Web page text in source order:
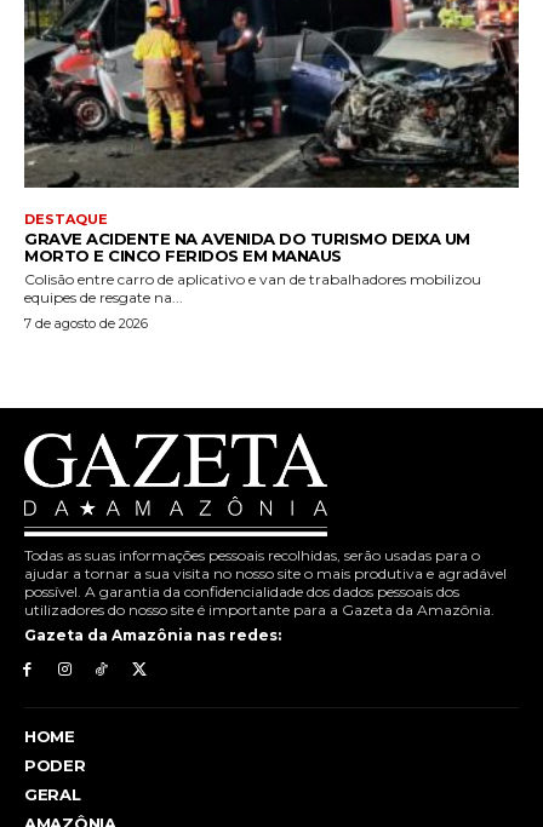
DESTAQUE
GRAVE ACIDENTE NA AVENIDA DO TURISMO DEIXA UM
MORTO E CINCO FERIDOS EM MANAUS
Colisão entre carro de aplicativo e van de trabalhadores mobilizou
equipes de resgate na...
7 de agosto de 2026
Todas as suas informações pessoais recolhidas, serão usadas para o
ajudar a tornar a sua visita no nosso site o mais produtiva e agradável
possível. A garantia da confidencialidade dos dados pessoais dos
utilizadores do nosso site é importante para a Gazeta da Amazônia.
Gazeta da Amazônia nas redes:
HOME
PODER
GERAL
AMAZÔNIA